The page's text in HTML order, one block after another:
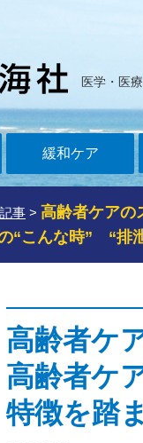
医学・医
緩和ケア
事 > 高齢者ケアの
“こんな時” “排
高齢者ケ
高齢者ケ
特徴を踏